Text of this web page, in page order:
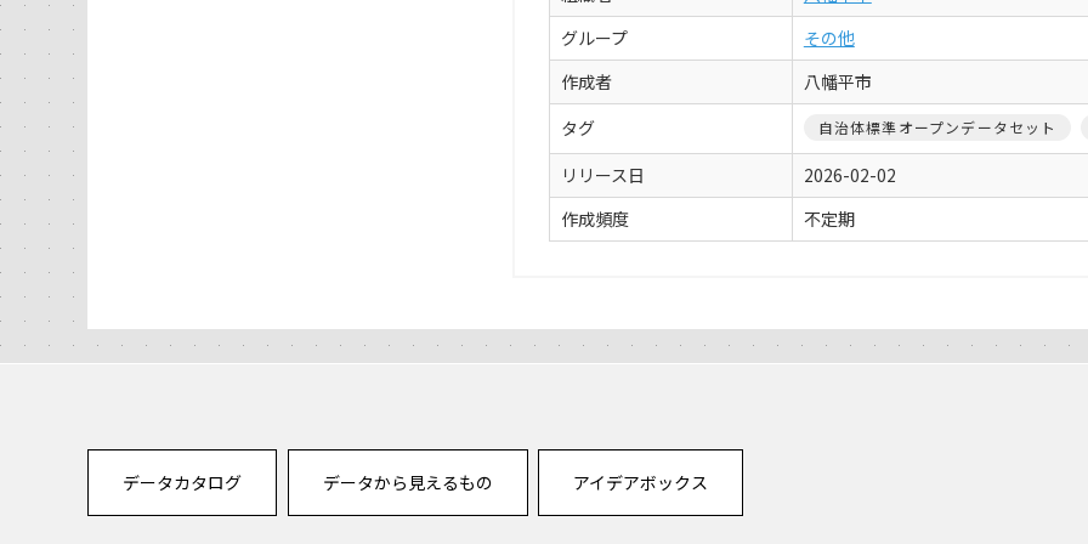
グループ
その他
作成者
八幡平市
タグ
自治体標準オープンデータセット
リリース日
2026-02-02
作成頻度
不定期
データカタログ データから見えるもの アイデアボックス